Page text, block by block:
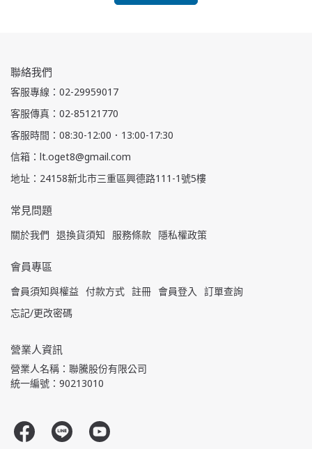
聯絡我們
客服專線：02-29959017
客服傳真：02-85121770
客服時間：08:30-12:00．13:00-17:30
信箱：lt.oget8@gmail.com
地址：24158新北市三重區興德路111-1號5樓
常見問題
關於我們 退換貨須知 服務條款 隱私權政策
會員專區
會員須知與權益 付款方式 註冊 會員登入
訂單查詢
忘記/更改密碼
營業人資訊
營業人名稱：聯騰股份有限公司
統一編號：90213010